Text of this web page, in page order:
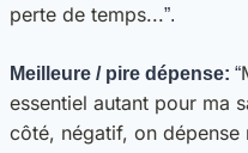
perte de temps...”.
Meilleure / pire dépense: “
essentiel autant pour ma
côté, négatif, on